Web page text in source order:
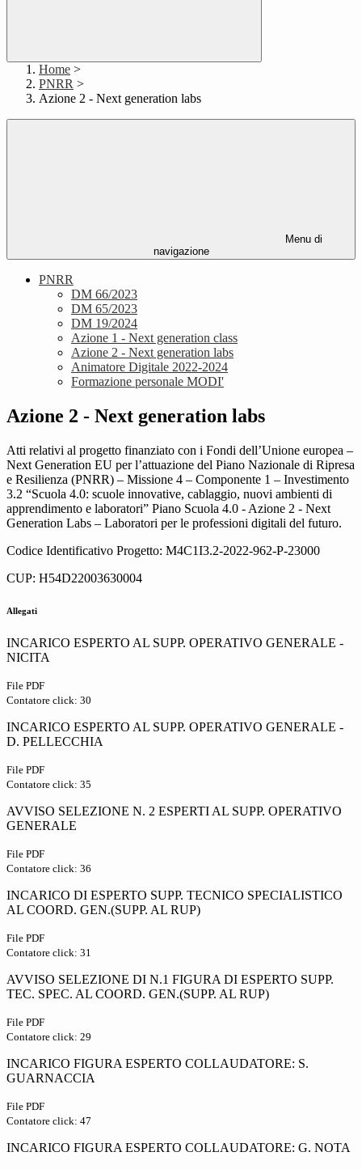
Home >
PNRR >
Azione 2 - Next generation labs
Menu di
navigazione
PNRR
DM 66/2023
DM 65/2023
DM 19/2024
Azione 1 - Next generation class
Azione 2 - Next generation labs
Animatore Digitale 2022-2024
Formazione personale MODI'
Azione 2 - Next generation labs
Atti relativi al progetto finanziato con i Fondi dell’Unione europea –
Next Generation EU per l’attuazione del Piano Nazionale di Ripresa
e Resilienza (PNRR) – Missione 4 – Componente 1 – Investimento
3.2 “Scuola 4.0: scuole innovative, cablaggio, nuovi ambienti di
apprendimento e laboratori” Piano Scuola 4.0 - Azione 2 - Next
Generation Labs – Laboratori per le professioni digitali del futuro.
Codice Identificativo Progetto: M4C1I3.2-2022-962-P-23000
CUP: H54D22003630004
Allegati
INCARICO ESPERTO AL SUPP. OPERATIVO GENERALE -
NICITA
File PDF
Contatore click: 30
INCARICO ESPERTO AL SUPP. OPERATIVO GENERALE -
D. PELLECCHIA
File PDF
Contatore click: 35
AVVISO SELEZIONE N. 2 ESPERTI AL SUPP. OPERATIVO
GENERALE
File PDF
Contatore click: 36
INCARICO DI ESPERTO SUPP. TECNICO SPECIALISTICO
AL COORD. GEN.(SUPP. AL RUP)
File PDF
Contatore click: 31
AVVISO SELEZIONE DI N.1 FIGURA DI ESPERTO SUPP.
TEC. SPEC. AL COORD. GEN.(SUPP. AL RUP)
File PDF
Contatore click: 29
INCARICO FIGURA ESPERTO COLLAUDATORE: S.
GUARNACCIA
File PDF
Contatore click: 47
INCARICO FIGURA ESPERTO COLLAUDATORE: G. NOTA